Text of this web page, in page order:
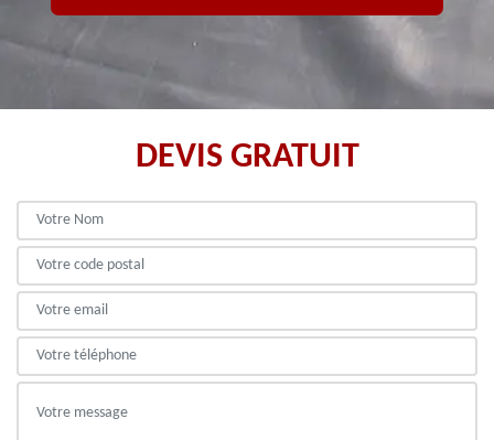
DEVIS GRATUIT